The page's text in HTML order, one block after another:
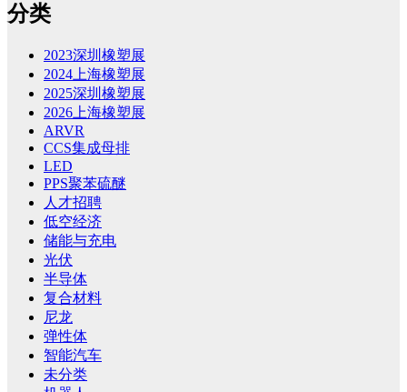
分类
2023深圳橡塑展
2024上海橡塑展
2025深圳橡塑展
2026上海橡塑展
ARVR
CCS集成母排
LED
PPS聚苯硫醚
人才招聘
低空经济
储能与充电
光伏
半导体
复合材料
尼龙
弹性体
智能汽车
未分类